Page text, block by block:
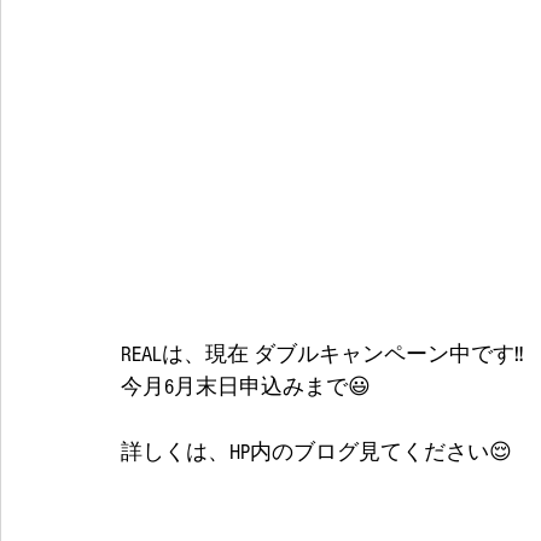
REALは、現在 ダブルキャンペーン中です‼️
今月6月末日申込みまで😃
詳しくは、HP内のブログ見てください😌